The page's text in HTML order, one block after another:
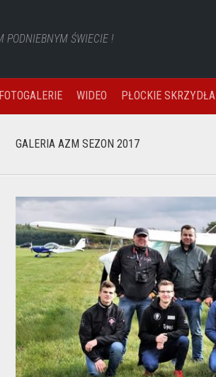
PODNIEBNYM ŚWIECIE !
FOTOGALERIE WIDEO PŁOCKIE SKRZYDŁA
KAMERA
AZM
WIDEO
–
AEROKLUB
ZIEMI
MAZOWIECKIEJ
PŁOCCZANIE
–
LOTNICY
BITWY
O
GALERIA AZM SEZON 2017